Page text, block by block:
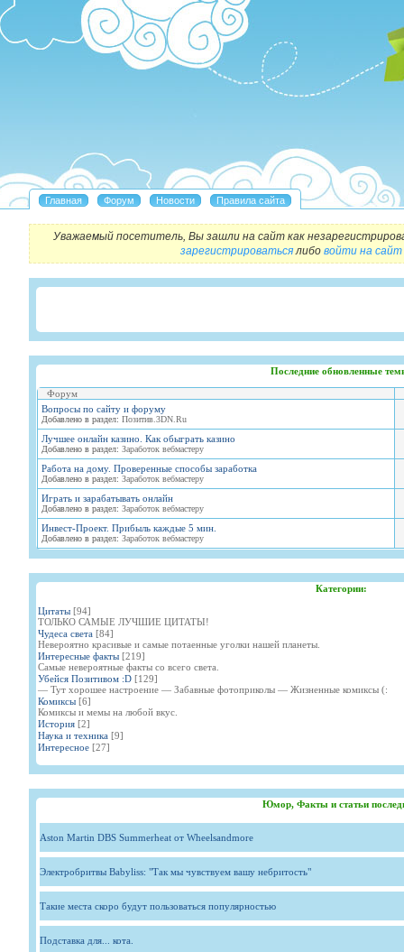
Уважаемый посетитель, Вы зашли на сайт как
зарегистрироватьсялибо войти на сайт
Последние обновленные
Форум
Вопросы по сайту и форуму
Добавлено в раздел: Позитив.3DN.Ru
Лучшее онлайн казино. Как обыграть казино
Добавлено в раздел: Заработок вебмастеру
Работа на дому. Проверенные способы заработка
Добавлено в раздел: Заработок вебмастеру
Играть и зарабатывать онлайн
Добавлено в раздел: Заработок вебмастеру
Инвест-Проект. Прибыль каждые 5 мин.
Добавлено в раздел: Заработок вебмастеру
Категории:
Цитаты [94]
ТОЛЬКО САМЫЕ ЛУЧШИЕ ЦИТАТЫ!
Чудеса света [84]
Невероятно красивые и самые потаенные уголки нашей планеты.
Интересные факты [219]
Самые невероятные факты со всего света.
Убейся Позитивом :D [129]
— Тут хорошее настроение — Забавные фотоприколы — Жизненные комиксы (:
Комиксы [6]
Комиксы и мемы на любой вкус.
История [2]
Наука и техника [9]
Интересное [27]
Юмор, Факты и статьи
Aston Martin DBS Summerheat от Wheelsandmore
Электробритвы Babyliss: "Так мы чувствуем вашу небритость"
Такие места скоро будут пользоваться популярностью
Подставка для... кота.